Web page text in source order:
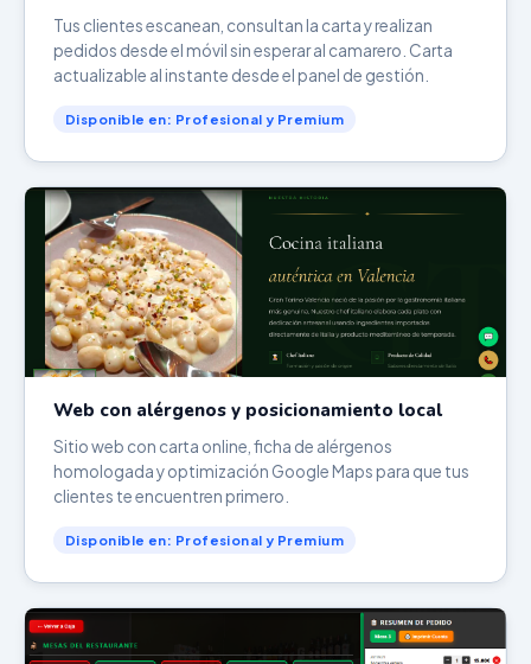
Tus clientes escanean, consultan la carta y realizan
pedidos desde el móvil sin esperar al camarero. Carta
actualizable al instante desde el panel de gestión.
Disponible en: Profesional y Premium
Web con alérgenos y posicionamiento local
Sitio web con carta online, ficha de alérgenos
homologada y optimización Google Maps para que tus
clientes te encuentren primero.
Disponible en: Profesional y Premium